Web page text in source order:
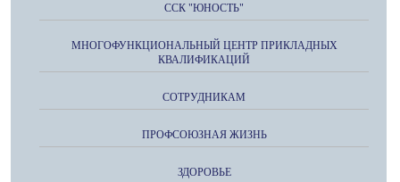
ССК "ЮНОСТЬ"
МНОГОФУНКЦИОНАЛЬНЫЙ ЦЕНТР ПРИКЛАДНЫХ
КВАЛИФИКАЦИЙ
СОТРУДНИКАМ
ПРОФСОЮЗНАЯ ЖИЗНЬ
ЗДОРОВЬЕ